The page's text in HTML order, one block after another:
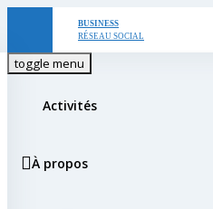
content
BUSINESS
RÉSEAU SOCIAL
toggle menu
Activités
À propos